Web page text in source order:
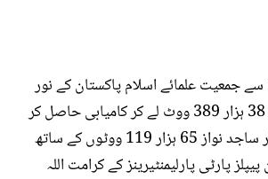
این اے 28 پشاور 1 سے جمعیت علمائے اسلام پاکستان کے نور
عالم خان نے 1 لاکھ 38 ہزار 389 ووٹ لے کر کامیابی حاصل کر
لی جبکہ آزاد امیدوار ساجد نواز 65 ہزار 119 ووٹوں کے ساتھ
پارٹی پارلیمنٹیرینز کے کرامت اللہ